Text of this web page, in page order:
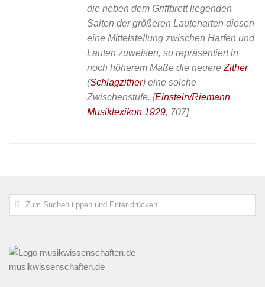
die neben dem Griffbrett liegenden
Saiten der größeren Lautenarten diesen
eine MittelsteIlung zwischen Harfen und
Lauten zuweisen, so repräsentiert in
noch höherem Maße die neuere Zither
(Schlagzither) eine solche
Zwischenstufe. [Einstein/Riemann
Musiklexikon 1929, 707]
musikwissenschaften.de